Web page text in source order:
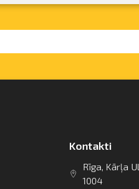
Kontakti
Rīga, Kārļa
1004